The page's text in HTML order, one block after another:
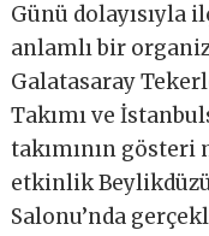
Günü dolayısıyla
anlamlı bir
Galatasaray
Takımı ve
takımının gösteri
etkinlik
Salonu’nda